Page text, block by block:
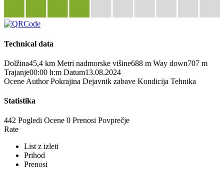
Technical data
Dolžina45,4 km Metri nadmorske višine688 m Way down707 m
Trajanje00:00 h:m Datum13.08.2024
Ocene Author Pokrajina Dejavnik zabave Kondicija Tehnika
Statistika
442 Pogledi Ocene 0 Prenosi Povprečje
Rate
List z izleti
Prihod
Prenosi